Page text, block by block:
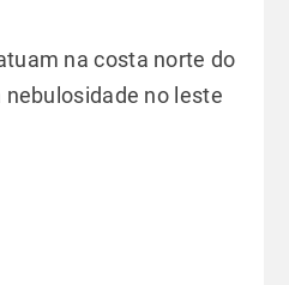
na costa norte do
no leste